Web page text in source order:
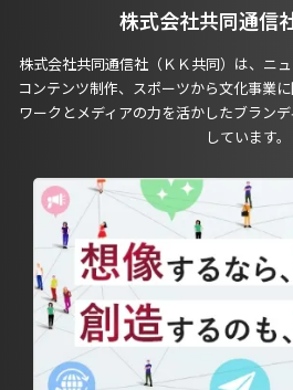
株式会社共同通信
株式会社共同通信社（ＫＫ共同）は、ニ
コンテンツ制作、スポーツから文化事業
ワークとメディアの力を活かしたブラン
しています。